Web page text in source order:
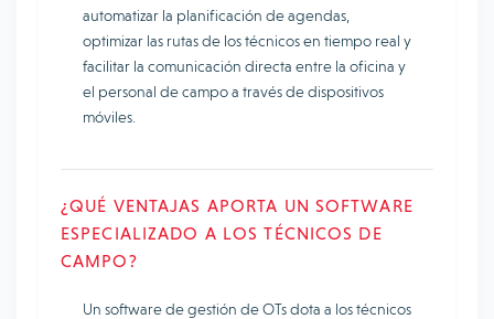
automatizar la planificación de agendas,
optimizar las rutas de los técnicos en tiempo real y
facilitar la comunicación directa entre la oficina y
el personal de campo a través de dispositivos
móviles.
¿QUÉ VENTAJAS APORTA UN SOFTWARE
ESPECIALIZADO A LOS TÉCNICOS DE
CAMPO?
Un software de gestión de OTs dota a los técnicos